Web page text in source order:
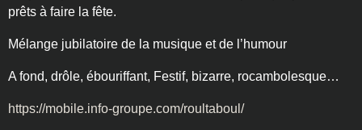
prêts à faire la fête.
Mélange jubilatoire de la musique et de l’humour
A fond, drôle, ébouriffant, Festif, bizarre, rocambolesque…
https://mobile.info-groupe.com/roultaboul/